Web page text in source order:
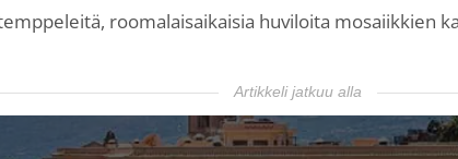
roomalaisaikaisia huviloita mosaiikkien
Artikkeli jatkuu alla